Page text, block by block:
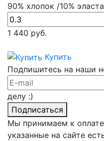
90% хлопок /10% эластан
1 440руб.
Купить
Подпишитесь на наши
делу :)
Подписаться
Мы принимаем к оплате
указанные на сайте